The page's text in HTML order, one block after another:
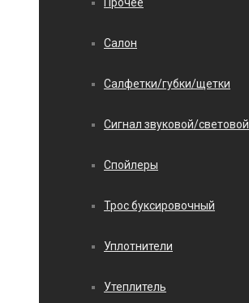
Салон
Салфетки/губки/щетки
Сигнал звуковой/световой
Спойлеры
Трос буксировочный
Уплотнители
Утеплитель